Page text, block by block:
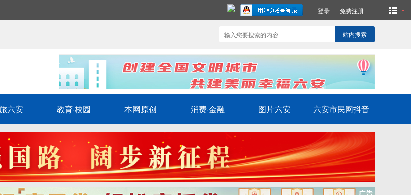
登录 免费注册
站内搜索
六安 教育·校园 本网原创 消费·金融 图片六安 六安市民网抖音